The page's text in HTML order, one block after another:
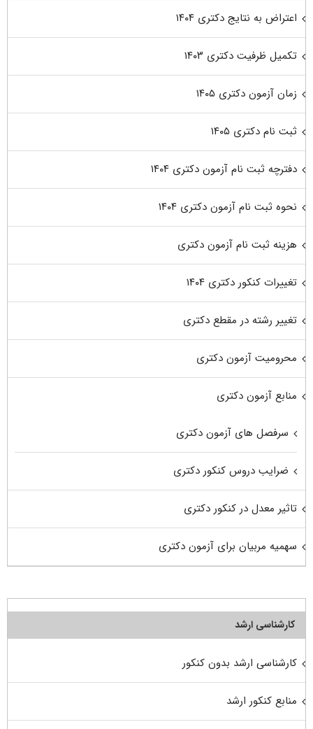
اعتراض به نتایج دکتری ۱۴۰۴
تکمیل ظرفیت دکتری ۱۴۰۳
زمان آزمون دکتری ۱۴۰۵
ثبت نام دکتری ۱۴۰۵
دفترچه ثبت نام آزمون دکتری ۱۴۰۴
نحوه ثبت نام آزمون دکتری ۱۴۰۴
هزینه ثبت نام آزمون دکتری
تغییرات کنکور دکتری ۱۴۰۴
تغییر رشته در مقطع دکتری
محرومیت آزمون دکتری
منابع آزمون دکتری
سرفصل های آزمون دکتری
ضرایب دروس کنکور دکتری
تاثیر معدل در کنکور دکتری
سهمیه مربیان برای آزمون دکتری
کارشناسی ارشد
کارشناسی ارشد بدون کنکور
منابع کنکور ارشد